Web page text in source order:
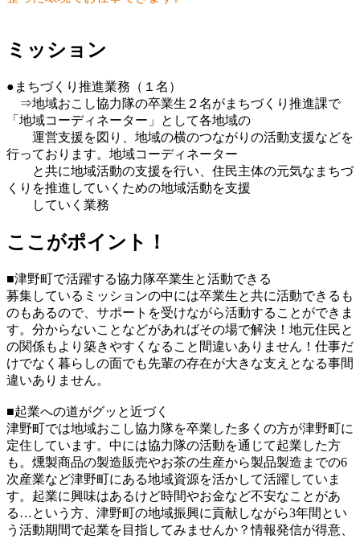
ミッション
●まちづくり推進業務（１名）
⇒地域おこし協力隊の卒業生２名がまちづくり推進課で
「地域コーディネーター」として各地域の
運営支援を図り、地域の横のつながりの活動支援などを
行っております。地域コーディネーター
と共に地域活動の支援を行い、住民主体の元気なまちづ
くりを推進していくための地域活動を支援
していく業務
ここがポイント！
■津野町で活躍する協力隊卒業生と活動できる
募集しているミッションの中には卒業生と共に活動できるも
のもあるので、サポートを受けながら活動することができま
す。分からないことなどがあればその場で解決！地元住民と
の関係もより築きやすくなること間違いありません！仕事だ
けでなく暮らしの面でも先輩の存在が大きな支えとなる事間
違いありません。
■起業への道がグッと近づく
津野町では地域おこし協力隊を卒業した多くの方が津野町に
定住しています。中には協力隊の活動を通じて起業した方
も。燻製商品の製造販売やお茶の生産から製品製造までの6
次産業など津野町にある地域資源を活かして活躍していま
す。起業に興味はあるけど時間やお金など不安なことがあ
る…という方、津野町の地域振興に貢献しながら3年間とい
う活動期間で起業を目指してみませんか？情報発信が得意、